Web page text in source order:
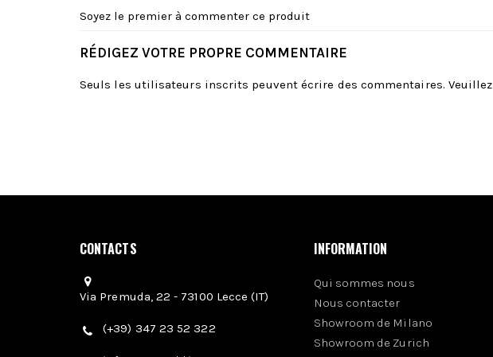
Soyez le premier à commenter ce produit
RÉDIGEZ VOTRE PROPRE COMMENTAIRE
Seuls les utilisateurs inscrits peuvent écrire des commentaires. Veuillez
CONTACTS
Via Premuda, 22 - 73100 Lecce (IT)
(+39) 347 23 52 322
INFORMATION
Qui sommes nous
Nous contacter
Showroom de Milano
Showroom de Zurich